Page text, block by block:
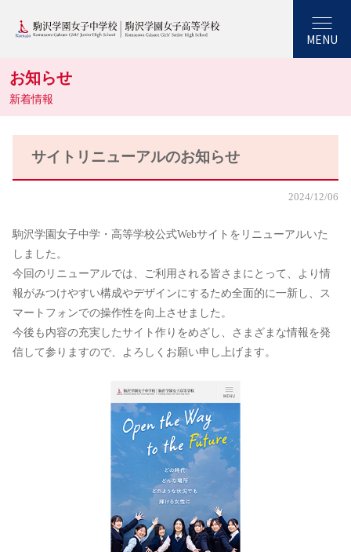
MENU
お知らせ
新着情報
サイトリニューアルのお知らせ
2024/12/06
駒沢学園女子中学・高等学校公式Webサイトをリニューアルいた
しました。
今回のリニューアルでは、ご利用される皆さまにとって、より情
報がみつけやすい構成やデザインにするため全面的に一新し、ス
マートフォンでの操作性を向上させました。
今後も内容の充実したサイト作りをめざし、さまざまな情報を発
信して参りますので、よろしくお願い申し上げます。